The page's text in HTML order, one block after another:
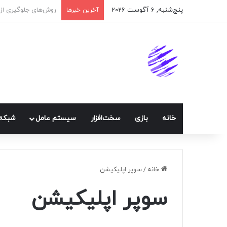
پنج‌شنبه, 6 آگوست 2026 آخرین خبرها اپلیکیشن
خانه بازی سخت‌افزار سيستم عامل
خانه /سوپر اپلیکیشن
سوپر اپلیکیشن